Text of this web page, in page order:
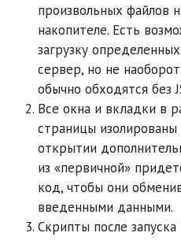
произвольных файлов
накопителе. Есть
загрузку
сервер, но не
обычно обходятся без
Все окна и вкладки в
страницы
открытии
из «первичной»
код, чтобы они
введенными данными.
Скрипты после